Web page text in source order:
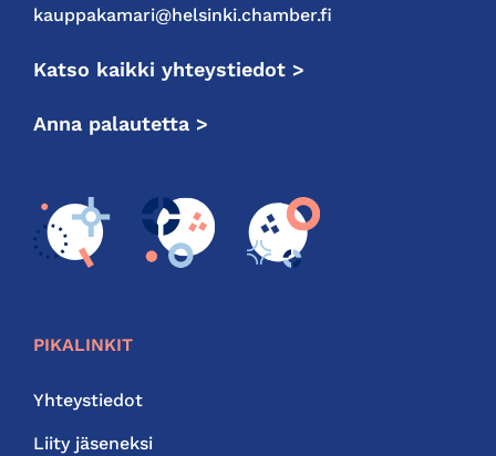
kauppakamari@helsinki.chamber.fi
Katso kaikki yhteystiedot >
Anna palautetta >
PIKALINKIT
Yhteystiedot
Liity jäseneksi